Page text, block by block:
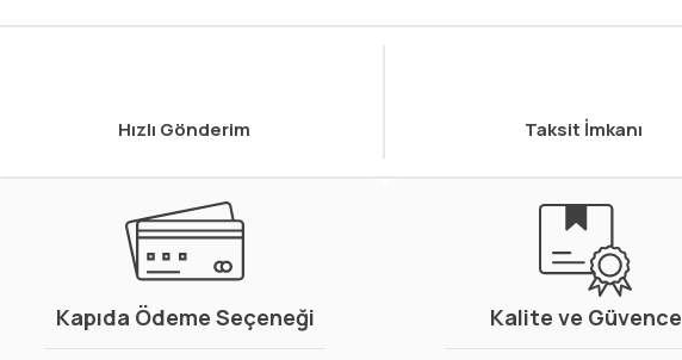
Hızlı Gönderim Taksit İmkanı
Kapıda Ödeme Seçeneği Kalite ve Güvence